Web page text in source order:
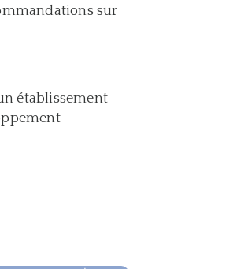
sur
établissement